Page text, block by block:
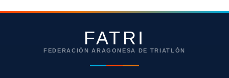
FATRI
FEDERACIÓN ARAGONESA DE TRIATLÓN